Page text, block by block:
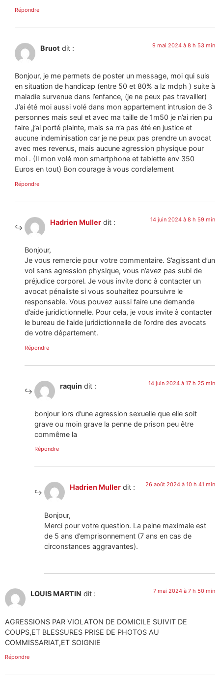
Répondre
Bruot dit : 9 mai 2024 à 8 h 53 min
Bonjour, je me permets de poster un message, moi qui suis
en situation de handicap (entre 50 et 80% a lz mdph ) suite à
maladie survenue dans l’enfance, (je ne peux pas travailler)
J’ai été moi aussi volé dans mon appartement intrusion de 3
personnes mais seul et avec ma taille de 1m50 je n’ai rien pu
faire ,j’ai porté plainte, mais sa n’a pas été en justice et
aucune indeminisation car je ne peux pas prendre un avocat
avec mes revenus, mais aucune agression physique pour
moi . (Il mon volé mon smartphone et tablette env 350
Euros en tout) Bon courage à vous cordialement
Répondre
Hadrien Muller dit : 14 juin 2024 à 8 h 59 min
Bonjour,
Je vous remercie pour votre commentaire. S’agissant d’un
vol sans agression physique, vous n’avez pas subi de
préjudice corporel. Je vous invite donc à contacter un
avocat pénaliste si vous souhaitez poursuivre le
responsable. Vous pouvez aussi faire une demande
d’aide juridictionnelle. Pour cela, je vous invite à contacter
le bureau de l’aide juridictionnelle de l’ordre des avocats
de votre département.
Répondre
raquin dit : 14 juin 2024 à 17 h 25 min
bonjour lors d’une agression sexuelle que elle soit
grave ou moin grave la penne de prison peu être
commême la
Répondre
Hadrien Muller dit : 26 août 2024 à 10 h 41 min
Bonjour,
Merci pour votre question. La peine maximale est
de 5 ans d’emprisonnement (7 ans en cas de
circonstances aggravantes).
LOUIS MARTIN dit : 7 mai 2024 à 7 h 50 min
AGRESSIONS PAR VIOLATON DE DOMICILE SUIVIT DE
COUPS,ET BLESSURES PRISE DE PHOTOS AU
COMMISSARIAT,ET SOIGNIE
Répondre